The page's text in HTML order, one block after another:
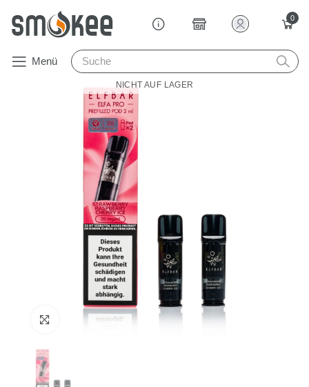
0
Menü
NICHT AUF LAGER
Zum Vergrössern anklicken